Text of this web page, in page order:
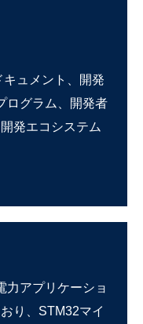
ュメント、開発
ログラム、開発者
発エコシステム
力アプリケーショ
り、STM32マイ